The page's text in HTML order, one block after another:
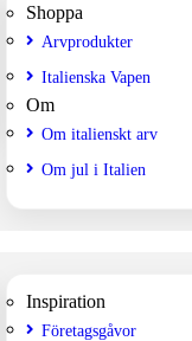
Shoppa
Arvprodukter
Italienska Vapen
Om
Om italienskt arv
Om jul i Italien
Inspiration
Företagsgåvor